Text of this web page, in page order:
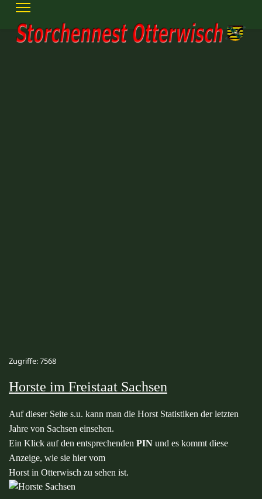
Zugriffe: 7568
Horste im Freistaat Sachsen
Auf dieser Seite s.u. kann man die Horst Statistiken der letzten
Jahre von Sachsen einsehen.
Ein Klick auf den entsprechenden PIN und es kommt diese
Anzeige, wie sie hier vom
Horst in Otterwisch zu sehen ist.